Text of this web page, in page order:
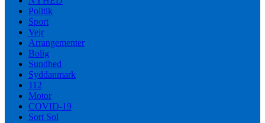
Politik
Sport
Vejr
Arrangementer
Bolig
Sundhed
Syddanmark
112
Motor
COVID-19
Sort Sol